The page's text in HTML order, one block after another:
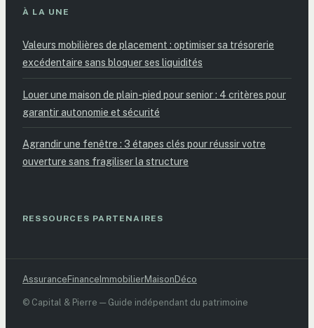
À LA UNE
Valeurs mobilières de placement : optimiser sa trésorerie
excédentaire sans bloquer ses liquidités
Louer une maison de plain-pied pour senior : 4 critères pour
garantir autonomie et sécurité
Agrandir une fenêtre : 3 étapes clés pour réussir votre
ouverture sans fragiliser la structure
RESSOURCES PARTENAIRES
Assurance Finance ImmobilierMaison Déco
© Capital & Pierre — Guide indépendant du patrimoine